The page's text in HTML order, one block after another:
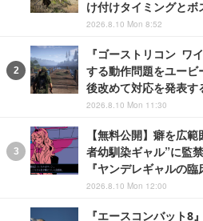
け付けタイミングとボ
2026.8.10 Mon 8:52
『ゴーストリコン ワ
する動作問題をユービ
後改めて対応を発表す
2026.8.10 Mon 11:30
【無料公開】癖を広
者幼馴染ギャル”に監
『ヤンデレギャルの
2026.8.10 Mon 12:00
『エースコンバット8